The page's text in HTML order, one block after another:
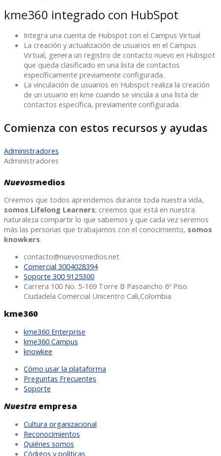
kme360 integrado con HubSpot
Integra una cuenta de Hubspot con el Campus Virtual
La creación y actualización de usuarios en el Campus
Virtual, genera un registro de contacto nuevo en Hubspot
que queda clasificado en una lista de contactos
específicamente previamente configurada.
La vinculación de usuarios en Hubspot realiza la creación
de un usuario en kme cuando se vincula a una lista de
contactos específica, previamente configurada.
Comienza con estos recursos y ayudas
Administradores
Administradores
Nuevosmedios
Creemos que todos aprendemos durante toda nuestra vida,
somos Lifelong Learners; creemos que está en nuestra
naturaleza compartir lo que sabemos y que cada vez seremos
más las personas que trabajamos con el conocimiento, somos
knowkers.
contacto@nuevosmedios.net
Comercial 3004028394
Soporte 300 9125300
Carrera 100 No. 5-169 Torre B Pasoancho 6º Piso.
Ciudadela Comercial Unicentro Cali,Colombia
kme360
kme360 Enterprise
kme360 Campus
knowkee
Cómo usar la plataforma
Preguntas Frecuentes
Soporte
Nuestra empresa
Cultura organizacional
Reconocimientos
Quiénes somos
Códigos y políticas